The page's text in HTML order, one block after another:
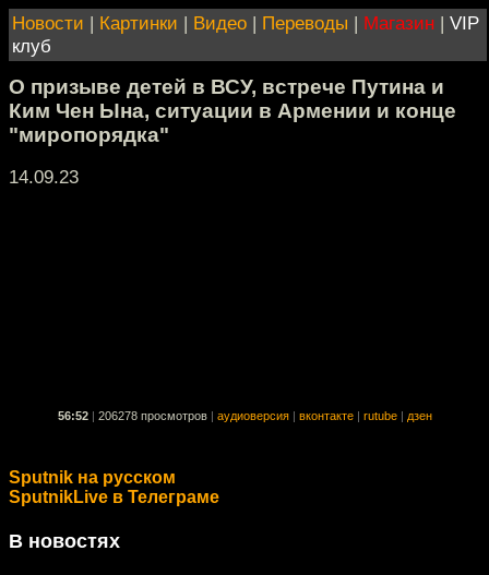
Новости | Картинки | Видео | Переводы | Магазин | VIP
клуб
О призыве детей в ВСУ, встрече Путина и
Ким Чен Ына, ситуации в Армении и конце
"миропорядка"
14.09.23
56:52 206278 просмотров аудиоверсия вконтакте rutube дзен
Sputnik на русском
SputnikLive в Телеграме
В новостях